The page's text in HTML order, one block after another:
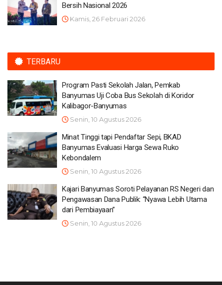
Bersih Nasional 2026
Kamis, 26 Februari 2026
TERBARU
Program Pasti Sekolah Jalan, Pemkab
Banyumas Uji Coba Bus Sekolah di Koridor
Kalibagor-Banyumas
Senin, 10 Agustus 2026
Minat Tinggi tapi Pendaftar Sepi, BKAD
Banyumas Evaluasi Harga Sewa Ruko
Kebondalem
Senin, 10 Agustus 2026
Kajari Banyumas Soroti Pelayanan RS Negeri dan
Pengawasan Dana Publik: “Nyawa Lebih Utama
dari Pembiayaan”
Senin, 10 Agustus 2026